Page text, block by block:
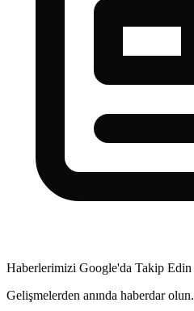
Haberlerimizi Google'da Takip Edin
Gelişmelerden anında haberdar olun.